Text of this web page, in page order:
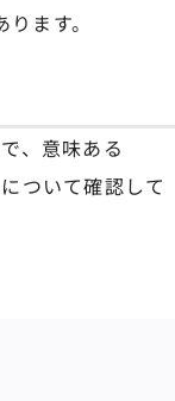
ます。
、意味ある
ついて確認して